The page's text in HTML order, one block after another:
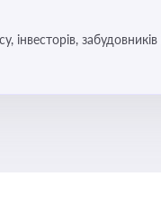
забудовників